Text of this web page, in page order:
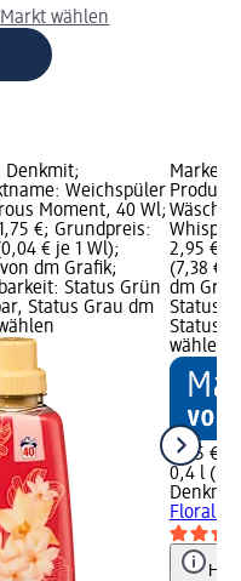
wählen
Denkmit;
Weichspüler
Moment, 40 Wl;
€; Grundpreis:
€ je 1 Wl);
dm Grafik;
Status Grün
Status Grau dm
Marke:
2,95 €;
(7,38 €
dm
Status
Status
wählen
2,95 €
0,4 l
Denkmit
Floral